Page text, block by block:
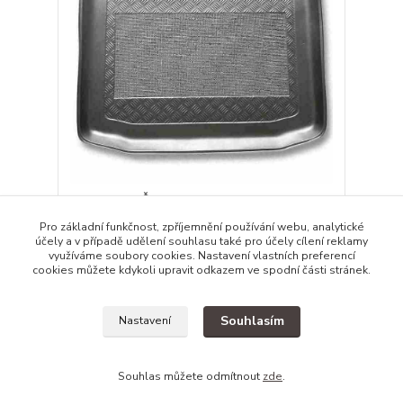
Vana do kufru Škoda Octavie 5dv.,r.v.98-04 htb
699,00 Kč/ks
577,69 Kčbez DPH Skladem
Přidat do košíku
Pro základní funkčnost, zpříjemnění používání webu, analytické
účely a v případě udělení souhlasu také pro účely cílení reklamy
využíváme soubory cookies. Nastavení vlastních preferencí
cookies můžete kdykoli upravit odkazem ve spodní části stránek.
Nastavení Souhlasím
Souhlas můžete odmítnout zde.